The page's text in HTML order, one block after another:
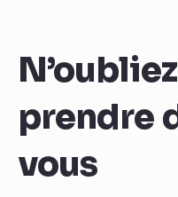
prendre
vous